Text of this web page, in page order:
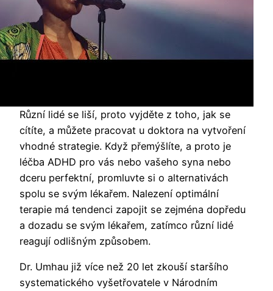
Různí lidé se liší, proto vyjděte z toho, jak se
cítíte, a můžete pracovat u doktora na vytvoření
vhodné strategie. Když přemýšlíte, a proto je
léčba ADHD pro vás nebo vašeho syna nebo
dceru perfektní, promluvte si o alternativách
spolu se svým lékařem. Nalezení optimální
terapie má tendenci zapojit se zejména dopředu
a dozadu se svým lékařem, zatímco různí lidé
reagují odlišným způsobem.
Dr. Umhau již více než 20 let zkouší staršího
systematického vyšetřovatele v Národním